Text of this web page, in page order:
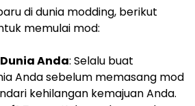
di dunia modding, berikut
memulai mod:
Anda: Selalu buat
Anda sebelum memasang mod
kehilangan kemajuan Anda.